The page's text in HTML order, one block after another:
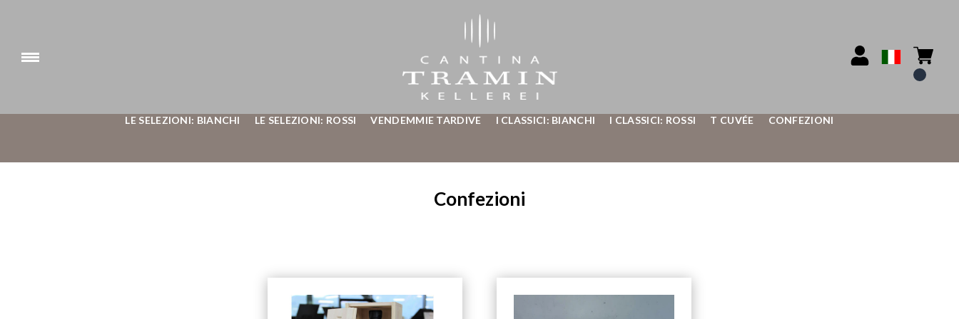
LE SELEZIONI: BIANCHI LE SELEZIONI: ROSSI VENDEMMIE TARDIVE I CLASSICI: BIANCHI I CLASSICI: ROSSI T CUVÉE CONFEZIONI
Confezioni